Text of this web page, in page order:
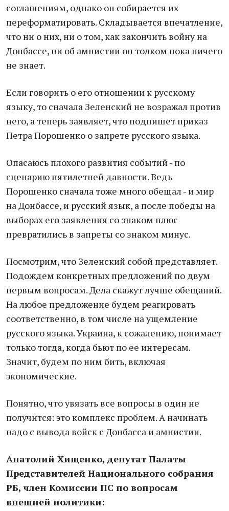
соглашениям, однако он собирается их
переформатировать. Складывается впечатление,
что ни о них, ни о том, как закончить войну на
Донбассе, ни об амнистии он толком пока ничего
не знает.
Если говорить о его отношении к русскому
языку, то сначала Зеленский не возражал против
него, а теперь заявляет, что подпишет приказ
Петра Порошенко о запрете русского языка.
Опасаюсь плохого развития событий - по
сценарию пятилетней давности. Ведь
Порошенко сначала тоже много обещал - и мир
на Донбассе, и русский язык, а после победы на
выборах его заявления со знаком плюс
превратились в запреты со знаком минус.
Посмотрим, что Зеленский собой представляет.
Подождем конкретных предложений по двум
первым вопросам. Дела скажут лучше обещаний.
На любое предложение будем реагировать
соответственно, в том числе на ущемление
русского языка. Украина, к сожалению, понимает
только тогда, когда бьют по ее интересам.
Значит, будем по ним бить, включая
экономические.
Понятно, что увязать все вопросы в один не
получится: это комплекс проблем. А начинать
надо с вывода войск с Донбасса и амнистии.
Анатолий Хищенко, депутат Палаты
Представителей Национального собрания
РБ, член Комиссии ПС по вопросам
внешней политики: